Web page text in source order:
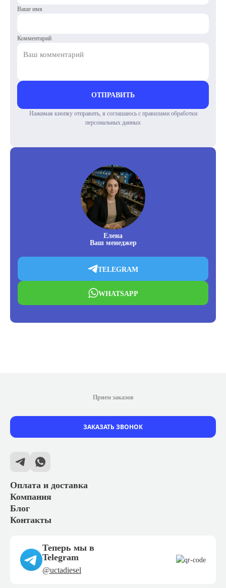
Ваше имя
Комментарий
ОТПРАВИТЬ
Нажимая кнопку отправить, я соглашаюсь с правилами обработки
персональных данных
Елена
Ваш менеджер
TELEGRAM
WHATSAPP
Оплата и доставка
Компания
Блог
Контакты
Прием заказов
ЗАКАЗАТЬ ЗВОНОК
Теперь мы в
Telegram
@uctadiesel